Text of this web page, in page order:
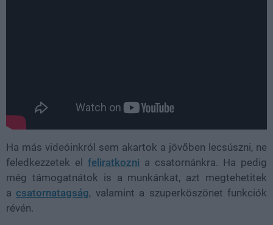
Ha más videóinkról sem akartok a jövőben lecsúszni, ne
feledkezzetek el feliratkozni a csatornánkra. Ha pedig
még támogatnátok is a munkánkat, azt megtehetitek
a csatornatagság, valamint a szuperköszönet funkciók
révén.